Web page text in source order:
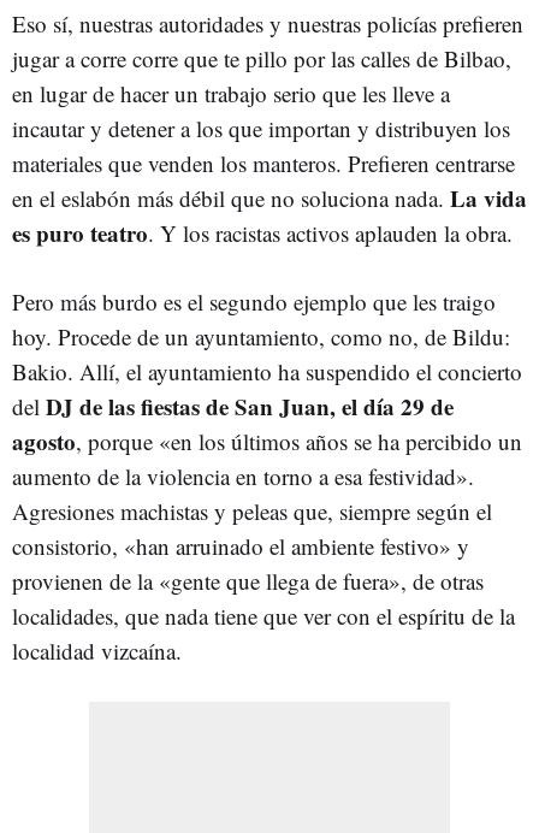
Eso sí, nuestras autoridades y nuestras policías prefieren
jugar a corre corre que te pillo por las calles de Bilbao,
en lugar de hacer un trabajo serio que les lleve a
incautar y detener a los que importan y distribuyen los
materiales que venden los manteros. Prefieren centrarse
en el eslabón más débil que no soluciona nada. La vida
es puro teatro. Y los racistas activos aplauden la obra.
Pero más burdo es el segundo ejemplo que les traigo
hoy. Procede de un ayuntamiento, como no, de Bildu:
Bakio. Allí, el ayuntamiento ha suspendido el concierto
del DJ de las fiestas de San Juan, el día 29 de
agosto, porque «en los últimos años se ha percibido un
aumento de la violencia en torno a esa festividad».
Agresiones machistas y peleas que, siempre según el
consistorio, «han arruinado el ambiente festivo» y
provienen de la «gente que llega de fuera», de otras
localidades, que nada tiene que ver con el espíritu de la
localidad vizcaína.